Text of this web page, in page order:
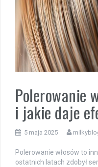
Polerowanie
i jakie daje
5 maja 2025
Polerowanie włosów to
ostatnich latach zdobył